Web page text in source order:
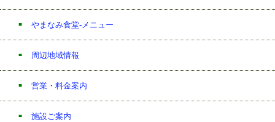
やまなみ食堂-メニュー
周辺地域情報
営業・料金案内
施設ご案内